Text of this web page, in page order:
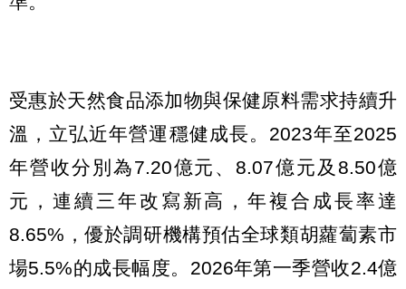
受惠於天然食品添加物與保健原料需求持續升
溫，立弘近年營運穩健成長。2023年至2025
年營收分別為7.20億元、8.07億元及8.50億
元，連續三年改寫新高，年複合成長率達
8.65%，優於調研機構預估全球類胡蘿蔔素市
場5.5%的成長幅度。2026年第一季營收2.4億